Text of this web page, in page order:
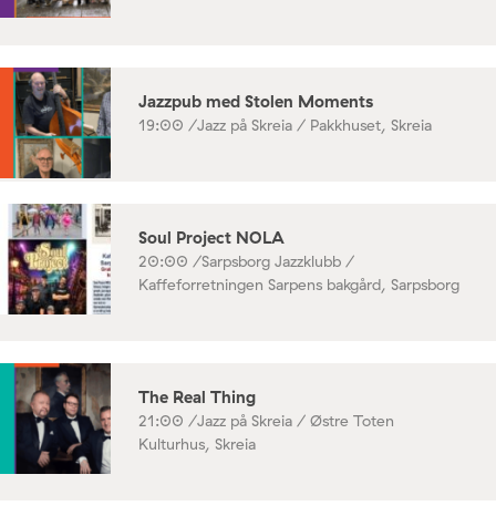
Jazzpub med Stolen Moments
19:00 /Jazz på Skreia / Pakkhuset, Skreia
Soul Project NOLA
20:00 /Sarpsborg Jazzklubb /
Kaffeforretningen Sarpens bakgård, Sarpsborg
The Real Thing
21:00 /Jazz på Skreia / Østre Toten
Kulturhus, Skreia